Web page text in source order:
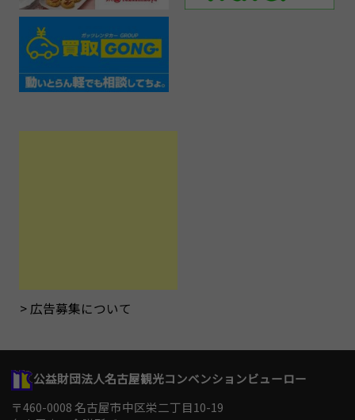
広告募集について
公益財団法人名古屋観光コンベンションビューロー
〒460-0008 名古屋市中区栄二丁目10-19